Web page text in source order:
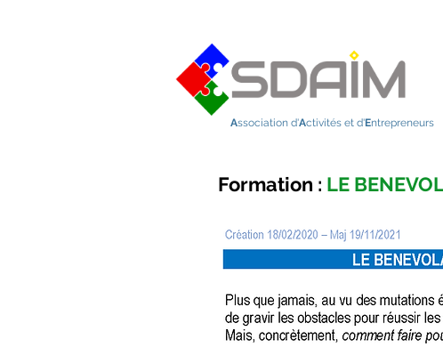
Association d'Activités et d'Entrepreneurs
Formation : LE